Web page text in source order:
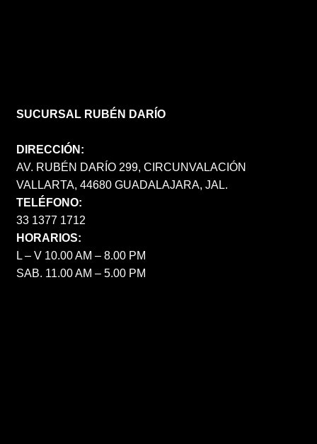
SUCURSAL RUBÉN DARÍO
DIRECCIÓN:
AV. RUBÉN DARÍO 299, CIRCUNVALACIÓN
VALLARTA, 44680 GUADALAJARA, JAL.
TELÉFONO:
33 1377 1712
HORARIOS:
L – V 10.00 AM – 8.00 PM
SAB. 11.00 AM – 5.00 PM